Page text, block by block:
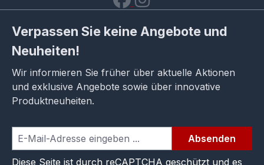
Verpassen Sie keine Angebote und
Neuheiten!
Wir informieren Sie früher über aktuelle Aktionen
und exklusive Angebote sowie über innovative
Produktneuheiten.
Absenden
Diese Seite ist durch reCAPTCHA geschützt und es